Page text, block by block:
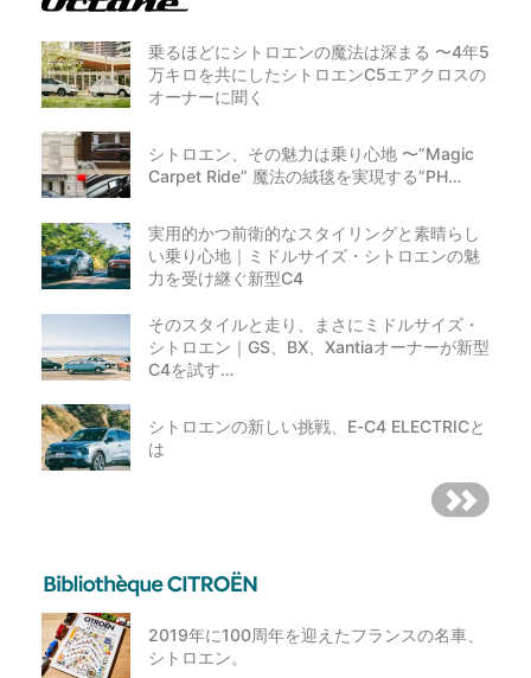
乗るほどにシトロエンの魔法は深まる 〜4年5
万キロを共にしたシトロエンC5エアクロスの
オーナーに聞く
シトロエン、その魅力は乗り心地 〜”Magic
Carpet Ride” 魔法の絨毯を実現する”PH…
実用的かつ前衛的なスタイリングと素晴らし
い乗り心地｜ミドルサイズ・シトロエンの魅
力を受け継ぐ新型C4
そのスタイルと走り、まさにミドルサイズ・
シトロエン｜GS、BX、Xantiaオーナーが新型
C4を試す…
シトロエンの新しい挑戦、E-C4 ELECTRICと
は
2019年に100周年を迎えたフランスの名車、
シトロエン。